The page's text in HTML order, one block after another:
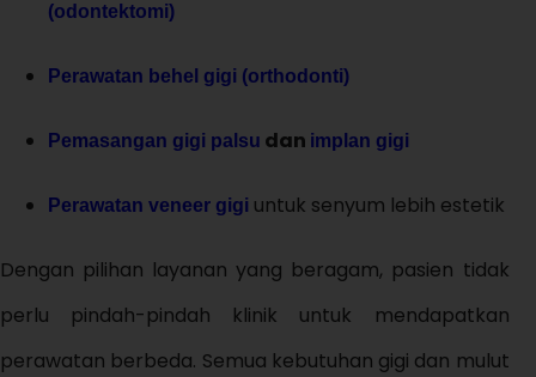
(odontektomi)
Perawatan behel gigi (orthodonti)
Pemasangan gigi palsu dan implan gigi
Perawatan veneer gigi untuk senyum lebih estetik
Dengan pilihan layanan yang beragam, pasien tidak
perlu pindah-pindah klinik untuk mendapatkan
perawatan berbeda. Semua kebutuhan gigi dan mulut